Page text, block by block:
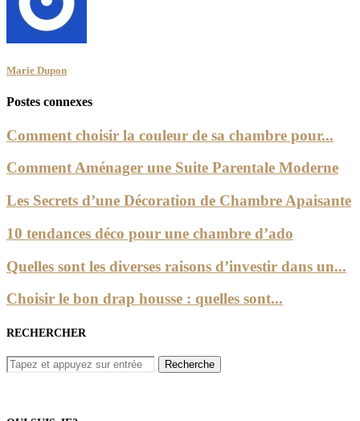
Marie Dupon
Postes connexes
Comment choisir la couleur de sa chambre pour...
Comment Aménager une Suite Parentale Moderne
Les Secrets d’une Décoration de Chambre Apaisante
10 tendances déco pour une chambre d’ado
Quelles sont les diverses raisons d’investir dans un...
Choisir le bon drap housse : quelles sont...
RECHERCHER